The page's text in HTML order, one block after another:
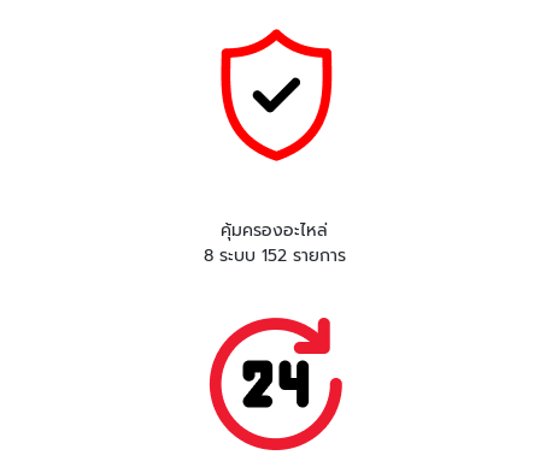
คุ้มครองอะไหล่
8 ระบบ 152 รายการ